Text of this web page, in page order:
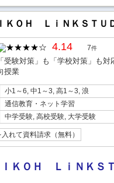
ＫＯＨ ＬｉＮＫＳＴＵ
4.14 7件
「受験対策」も「学校対策」も対
授業
小1～6, 中1～3, 高1～3, 浪
通信教育・ネット学習
中学受験, 高校受験, 大学受験
れて資料請求（無料）
ＩＫＯＨ ＬｉＮＫＳ